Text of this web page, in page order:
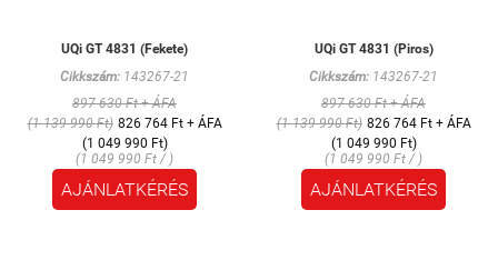
UQi GT 4831 (Fekete)
Cikkszám: 143267-21
897 630 Ft + ÁFA
(1 139 990 Ft) 826 764 Ft + ÁFA
(1 049 990 Ft)
(1 049 990 Ft / )
AJÁNLATKÉRÉS
UQi GT 4831 (Piros)
Cikkszám: 143267-21
897 630 Ft + ÁFA
(1 139 990 Ft) 826 764 Ft + ÁFA
(1 049 990 Ft)
(1 049 990 Ft / )
AJÁNLATKÉRÉS